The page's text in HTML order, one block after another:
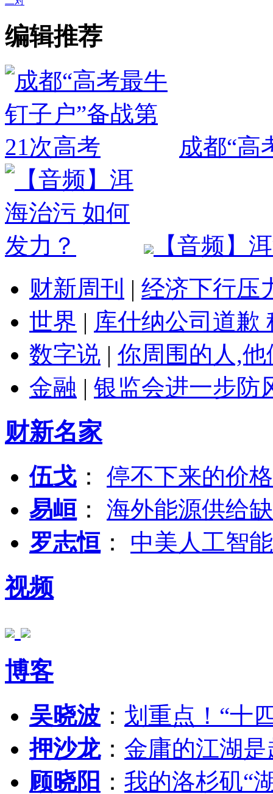
编辑推荐
成都“高
【音频】
财新周刊 | 经济下行压
世界 | 库什纳公司道歉
数字说 | 你周围的人,
金融 | 银监会进一步防
财新名家
伍戈 ： 停不下来的价
易峘 ： 海外能源供给
罗志恒 ： 中美人工智
视频
博客
吴晓波 ： 划重点！“十
押沙龙： 金庸的江湖
顾晓阳 ： 我的洛杉矶“